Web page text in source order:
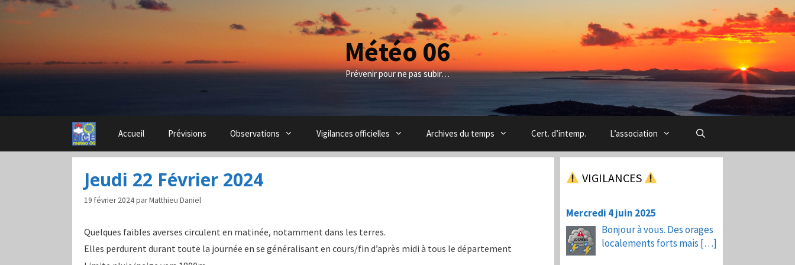
Aller
Météo 06
Prévenir pour ne pas subir…
Accueil Prévisions Observations Vigilances officielles Archives du temps Cert. d’intemp. L’association
Jeudi 22 Février 2024
19 février 2024parMatthieu Daniel
Quelques faibles averses circulent en matinée, notamment dans les terres.
Elles perdurent durant toute la journée en se généralisant en cours/fin d’après midi à tous le département
VIGILANCES
Mercredi 4 juin 2025
Bonjour à vous. Des orages
localements forts mais […]